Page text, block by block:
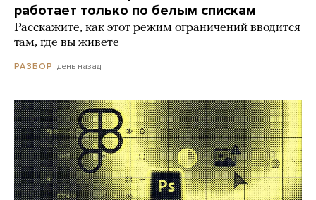
работает только по белым спискам
Расскажите, как этот режим ограничений вводится
там, где вы живете
РАЗБОР день назад